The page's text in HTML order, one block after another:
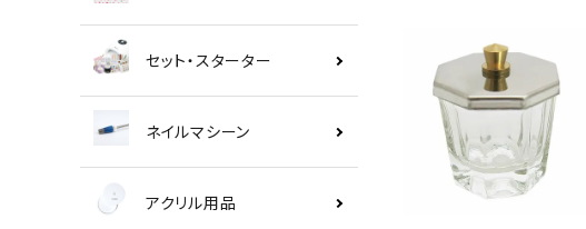
セット・スターター
ネイルマシーン
アクリル用品